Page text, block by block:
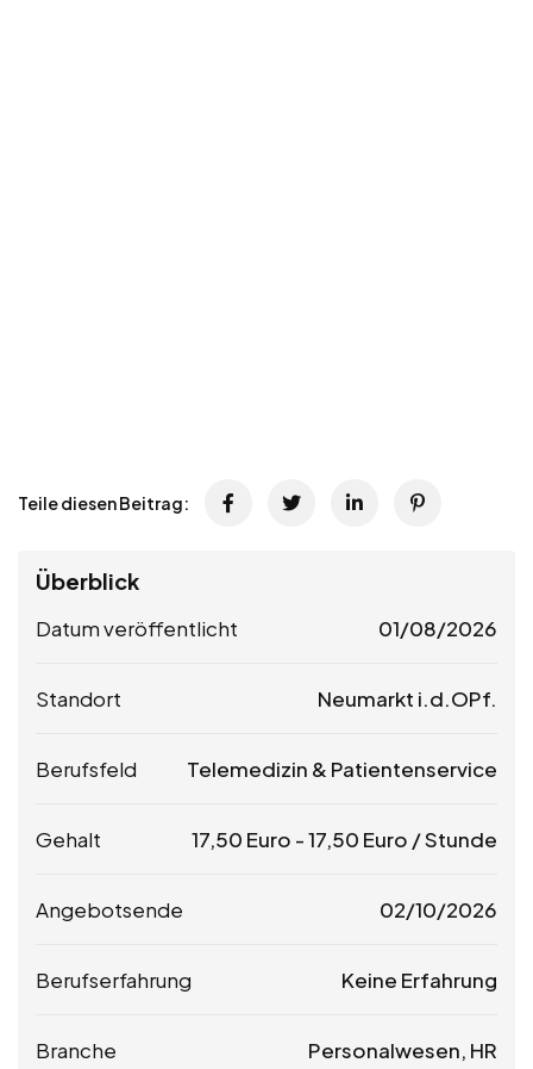
Teile diesen Beitrag:
Überblick
Datum veröffentlicht 01/08/2026
Standort Neumarkt i.d.OPf.
Berufsfeld Telemedizin & Patientenservice
Gehalt 17,50 Euro -17,50 Euro / Stunde
Angebotsende 02/10/2026
Berufserfahrung Keine Erfahrung
Branche Personalwesen, HR